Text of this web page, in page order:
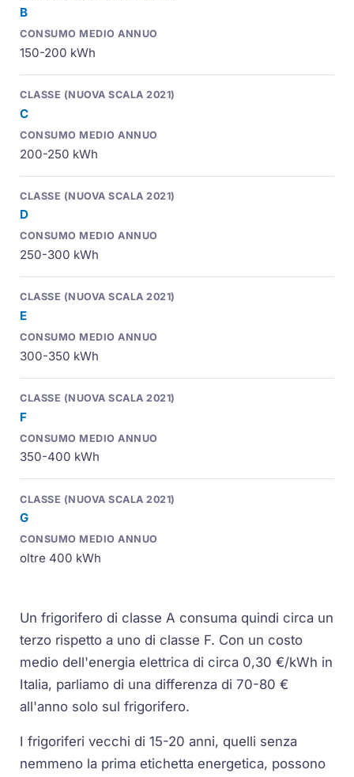
B
150-200 kWh
C
200-250 kWh
D
250-300 kWh
E
300-350 kWh
F
350-400 kWh
G
oltre 400 kWh
Un frigorifero di classe A consuma quindi circa un
terzo rispetto a uno di classe F. Con un costo
medio dell'energia elettrica di circa 0,30 €/kWh in
Italia, parliamo di una differenza di 70-80 €
all'anno solo sul frigorifero.
I frigoriferi vecchi di 15-20 anni, quelli senza
nemmeno la prima etichetta energetica, possono